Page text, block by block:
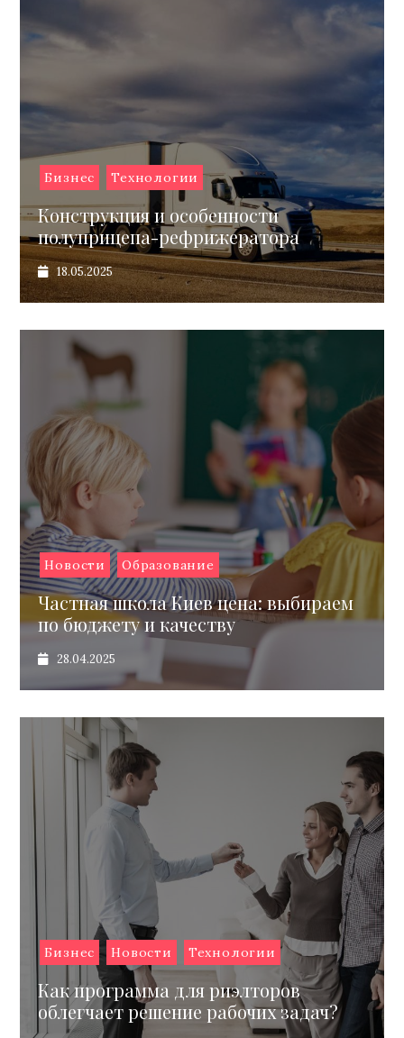
Бизнес Технологии
Конструкция и особенности
полуприцепа-рефрижератора
18.05.2025
Новости Образование
Частная школа Киев цена: выбираем
по бюджету и качеству
28.04.2025
Бизнес Новости Технологии
Как программа для риэлторов
облегчает решение рабочих задач?